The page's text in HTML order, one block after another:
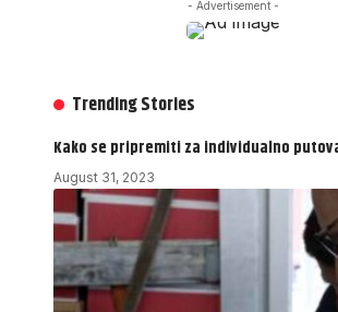
- Advertisement -
Trending Stories
Kako se pripremiti za individualno
August 31, 2023